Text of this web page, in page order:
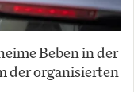
Beben in der
der organisierten